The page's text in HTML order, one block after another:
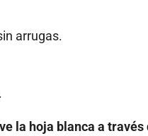
arrugas.
la hoja blanca a través